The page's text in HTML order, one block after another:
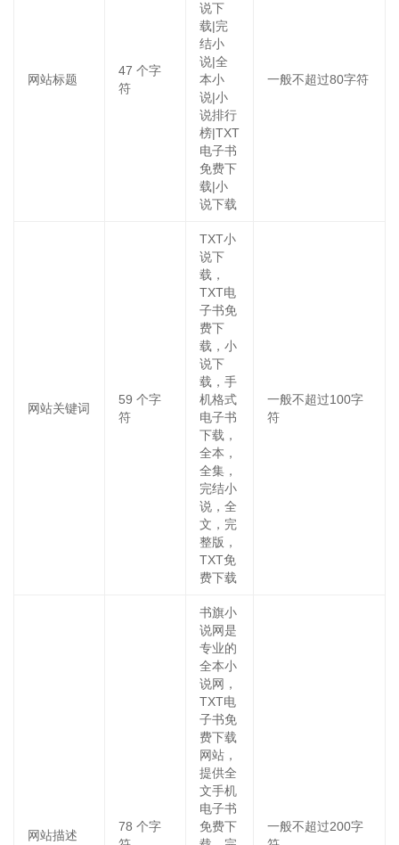
网站标题
47 个字
符
说下
载|完
结小
说|全
本小
说|小
说排行
榜|TXT
电子书
免费下
载|小
说下载
一般不超过80字符
网站关键词
59 个字
符
TXT小
说下
载，
TXT电
子书免
费下
载，小
说下
载，手
机格式
电子书
下载，
全本，
全集，
完结小
说，全
文，完
整版，
TXT免
费下载
一般不超过100字
符
网站描述
78 个字
书旗小
说网是
专业的
全本小
说网，
TXT电
子书免
费下载
网站，
提供全
文手机
电子书
免费下
一般不超过200字